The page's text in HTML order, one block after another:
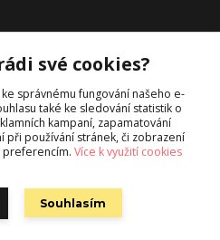
své cookies?
správnému fungování našeho e-
také ke sledování statistik o
kampaní, zapamatování
při používání stránek, či zobrazení
preferencím. Více k využití cookies
Souhlasím